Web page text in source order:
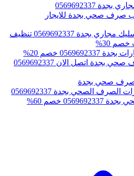
0569692337
صرف صحي بجدة للايجار
افضل شركة تسليك مجاري بجدة 0569692337 تنظيف
30%
خصم 20%
رقم وايت صرف صحي بجدة اتصل الان 0569692337
صحي بجدة
الصحي بجدة 0569692337
خصم 60%